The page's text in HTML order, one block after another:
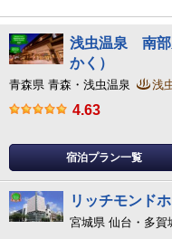
浅虫温泉 南部
かく）
青森県 青森・浅虫温泉 浅
4.63
宿泊プラン一覧
リッチモンド
宮城県 仙台・多賀